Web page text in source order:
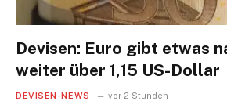
Devisen: Euro gibt etwas
weiter über 1,15 US-Dollar
DEVISEN-NEWS vor 2 Stunden